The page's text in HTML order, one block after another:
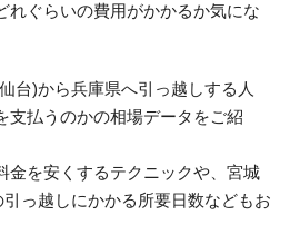
れぐらいの費用がかかるか気にな
台)から兵庫県へ引っ越しする人
支払うのかの相場データをご紹
金を安くするテクニックや、宮城
っ越しにかかる所要日数などもお